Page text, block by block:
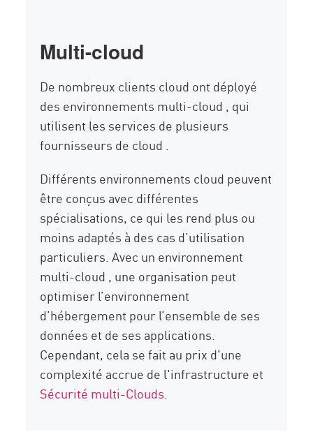
Multi-cloud
De nombreux clients cloud ont déployé
des environnements multi-cloud , qui
utilisent les services de plusieurs
fournisseurs de cloud .
Différents environnements cloud peuvent
être conçus avec différentes
spécialisations, ce qui les rend plus ou
moins adaptés à des cas d’utilisation
particuliers. Avec un environnement
multi-cloud , une organisation peut
optimiser l’environnement
d’hébergement pour l’ensemble de ses
données et de ses applications.
Cependant, cela se fait au prix d'une
complexité accrue de l'infrastructure et
Sécurité multi-Clouds.